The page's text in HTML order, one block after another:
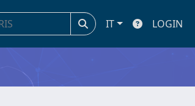
IT LOGIN